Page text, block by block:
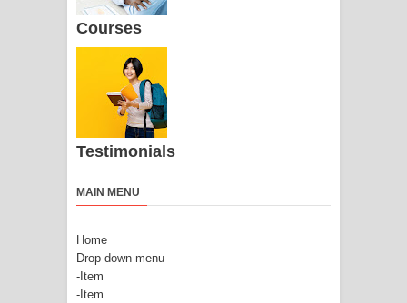
Courses
Testimonials
MAIN MENU
Home
Drop down menu
-Item
-Item